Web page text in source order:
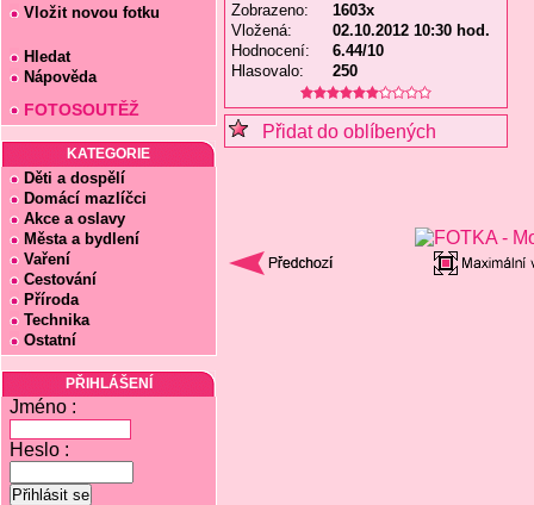
Vložit novou fotku
Hledat
Nápověda
FOTOSOUTĚŽ
KATEGORIE
Děti a dospělí
Domácí mazlíčci
Akce a oslavy
Města a bydlení
Vaření
Cestování
Příroda
Technika
Ostatní
PŘIHLÁŠENÍ
Jméno :
Heslo :
Zobrazeno:
1603x
Vložená:
02.10.2012 10:30 hod.
Hodnocení:
6.44/10
Hlasovalo:
250
Přidat do oblíbených